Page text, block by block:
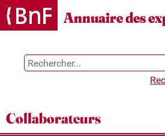
Gestion des cookies
Annuaire des
Collaborateurs